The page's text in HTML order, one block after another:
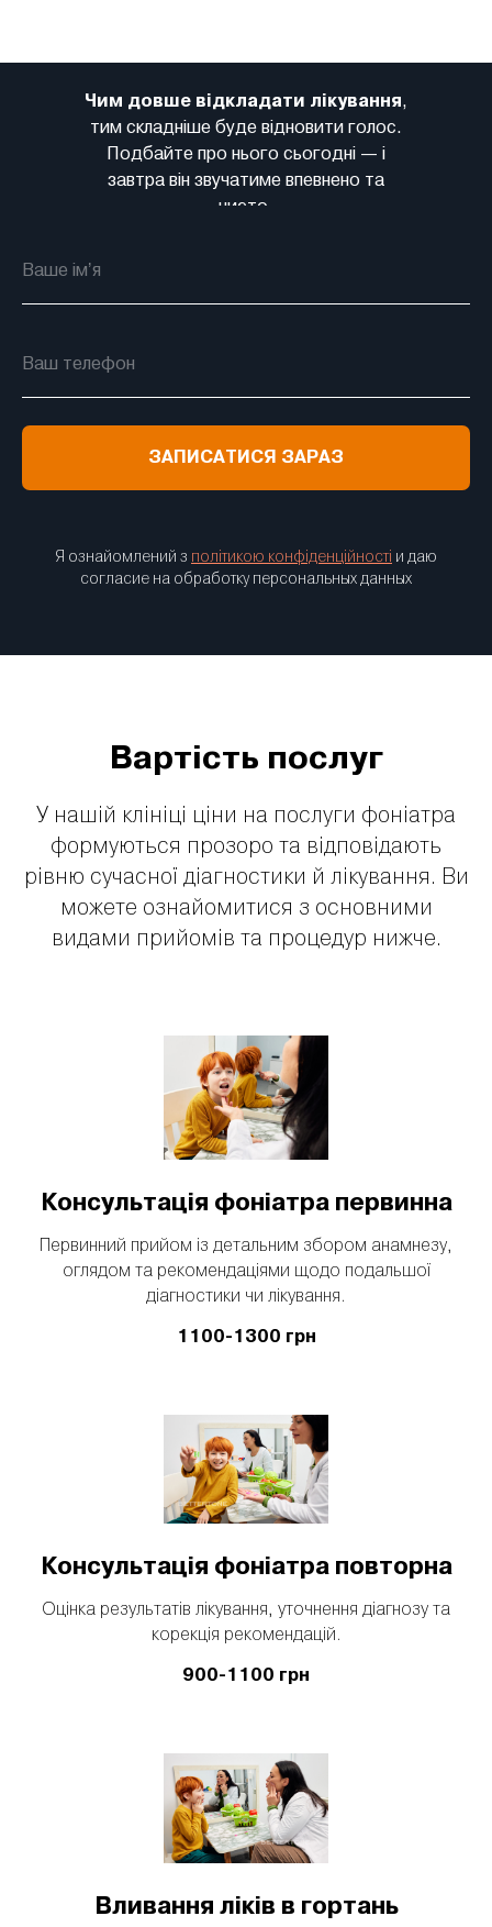
Чим довше відкладати лікування,
тим складніше буде відновити голос.
Подбайте про нього сьогодні — і
завтра він звучатиме впевнено та
чисто.
ЗАПИСАТИСЯ ЗАРАЗ
Я ознайомлений з політикою конфіденційності и даю
согласие на обработку персональных данных
Вартість послуг
У нашій клініці ціни на послуги фоніатра
формуються прозоро та відповідають
рівню сучасної діагностики й лікування. Ви
можете ознайомитися з основними
видами прийомів та процедур нижче.
Консультація фоніатра первинна
Первинний прийом із детальним збором анамнезу,
оглядом та рекомендаціями щодо подальшої
діагностики чи лікування.
1100-1300 грн
Консультація фоніатра повторна
Оцінка результатів лікування, уточнення діагнозу та
корекція рекомендацій.
900-1100 грн
Вливання ліків в гортань